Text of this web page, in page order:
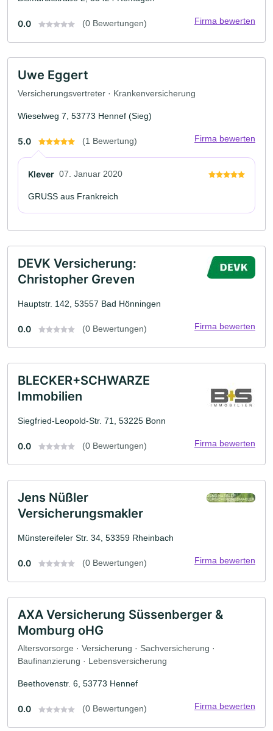
0.0 (0 Bewertungen) Firma bewerten
Uwe Eggert
Versicherungsvertreter · Krankenversicherung
Wieselweg 7, 53773 Hennef (Sieg)
5.0 (1 Bewertung) Firma bewerten
Klever 07. Januar 2020
GRUSS aus Frankreich
DEVK Versicherung:
Christopher Greven
Hauptstr. 142, 53557 Bad Hönningen
0.0 (0 Bewertungen) Firma bewerten
BLECKER+SCHWARZE
Immobilien
Siegfried-Leopold-Str. 71, 53225 Bonn
0.0 (0 Bewertungen) Firma bewerten
Jens Nüßler
Versicherungsmakler
Münstereifeler Str. 34, 53359 Rheinbach
0.0 (0 Bewertungen) Firma bewerten
AXA Versicherung Süssenberger &
Momburg oHG
Altersvorsorge · Versicherung · Sachversicherung ·
Baufinanzierung · Lebensversicherung
Beethovenstr. 6, 53773 Hennef
0.0 (0 Bewertungen) Firma bewerten